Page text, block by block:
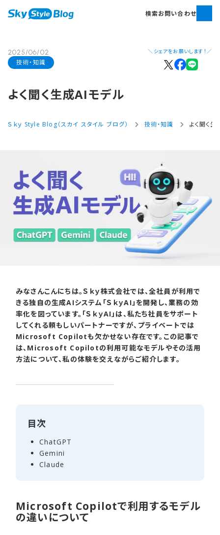
検索お問い合わせ
技術・知識
2025/06/02 ＼シェアをお願いします！／
よく​聞く​生成AIモデル
Ｓｋｙ Style Blog（スカイ スタイル ブログ） 技術・知識 よく聞く
みなさんこんにちは。Ｓｋｙ株式会社では、全社員が利用で
きる独自の生成AIシステム「ＳｋｙAI」を開発し、業務の効
率化を図っています。「ＳｋｙAI」は、私たち社員をサポート
してくれる頼もしいパートナーですが、プライベートでは
Microsoft Copilotも欠かせない存在です。この記事で
は、Microsoft Copilotの利用可能なモデルやその活用
方法について、私の体験を交えながらご紹介します。
目次
ChatGPT
Gemini
Claude
Microsoft Copilotで利用するモデル
の違いについて